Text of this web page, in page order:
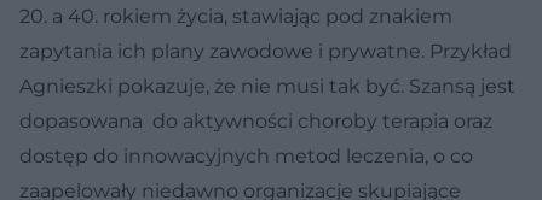
20. a 40. rokiem życia, stawiając pod znakiem
zapytania ich plany zawodowe i prywatne. Przykład
Agnieszki pokazuje, że nie musi tak być. Szansą jest
dopasowana do aktywności choroby terapia oraz
dostęp do innowacyjnych metod leczenia, o co
zaapelowały niedawno organizacje skupiające